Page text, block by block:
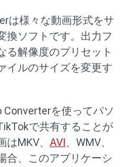
は様々な動画形式をサ
換ソフトです。出力フ
る解像度のプリセット
イルのサイズを変更す
Converterを使ってパソ
で共有することが
MKV、 AVI、WMV、
合、このアプリケーシ